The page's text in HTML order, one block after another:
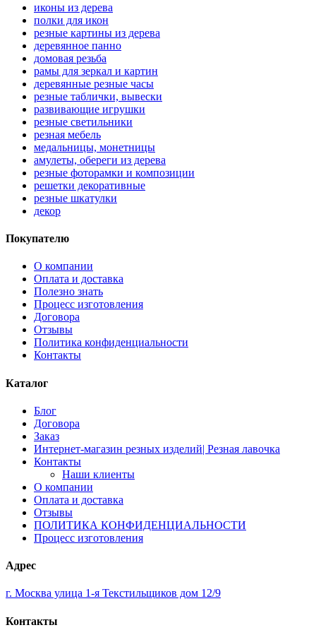
иконы из дерева
полки для икон
резные картины из дерева
деревянное панно
домовая резьба
рамы для зеркал и картин
деревянные резные часы
резные таблички, вывески
развивающие игрушки
резные светильники
резная мебель
медальницы, монетницы
амулеты, обереги из дерева
резные фоторамки и композиции
решетки декоративные
резные шкатулки
декор
Покупателю
О компании
Оплата и доставка
Полезно знать
Процесс изготовления
Договора
Отзывы
Политика конфиденциальности
Контакты
Каталог
Блог
Договора
Заказ
Интернет-магазин резных изделий| Резная лавочка
Контакты
Наши клиенты
О компании
Оплата и доставка
Отзывы
ПОЛИТИКА КОНФИДЕНЦИАЛЬНОСТИ
Процесс изготовления
Адрес
г. Москва улица 1-я Текстильщиков дом 12/9
Контакты